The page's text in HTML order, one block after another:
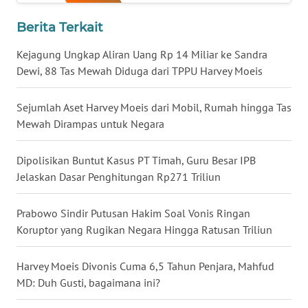
Berita Terkait
Kejagung Ungkap Aliran Uang Rp 14 Miliar ke Sandra
Dewi, 88 Tas Mewah Diduga dari TPPU Harvey Moeis
Sejumlah Aset Harvey Moeis dari Mobil, Rumah hingga Tas
Mewah Dirampas untuk Negara
Dipolisikan Buntut Kasus PT Timah, Guru Besar IPB
Jelaskan Dasar Penghitungan Rp271 Triliun
Prabowo Sindir Putusan Hakim Soal Vonis Ringan
Koruptor yang Rugikan Negara Hingga Ratusan Triliun
Harvey Moeis Divonis Cuma 6,5 Tahun Penjara, Mahfud
MD: Duh Gusti, bagaimana ini?
WN
BABEL
WN
SUMBAR
WN
WN
LAMPUNG
WN
JATENG